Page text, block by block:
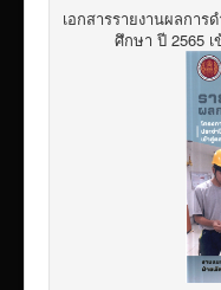
เอกสารรายงานผลการ
ศึกษา ปี 2565